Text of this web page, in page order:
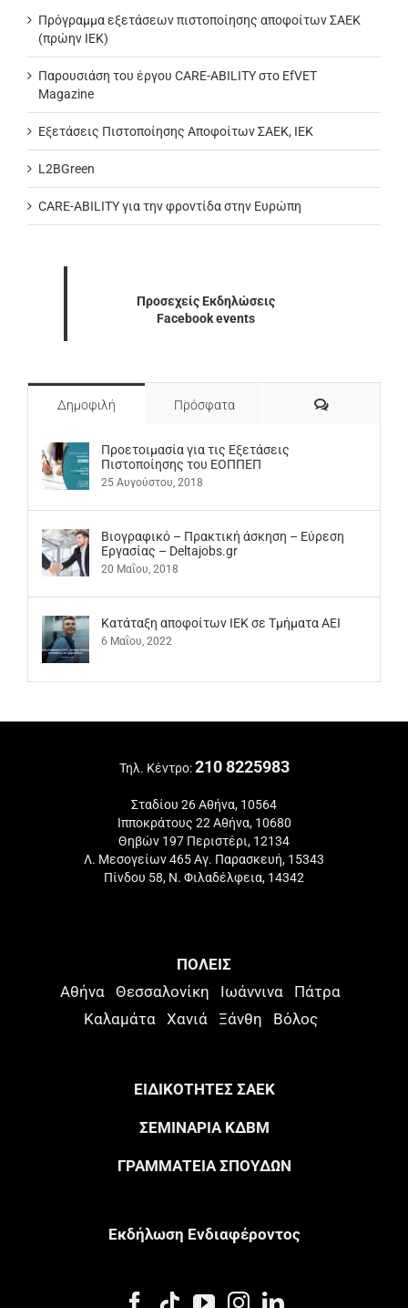
Πρόγραμμα εξετάσεων πιστοποίησης αποφοίτων ΣΑΕΚ
(πρώην ΙΕΚ)
Παρουσιάση του έργου CARE-ABILITY στο EfVET
Magazine
Εξετάσεις Πιστοποίησης Αποφοίτων ΣΑΕΚ, ΙΕΚ
L2BGreen
CARE-ABILITY για την φροντίδα στην Ευρώπη
Προσεχείς Εκδηλώσεις
Facebook events
Δημοφιλή Πρόσφατα Σχόλια
Προετοιμασία για τις Εξετάσεις
Πιστοποίησης του ΕΟΠΠΕΠ
25 Αυγούστου, 2018
Βιογραφικό – Πρακτική άσκηση – Εύρεση
Εργασίας – Deltajobs.gr
20 Μαΐου, 2018
Kατάταξη αποφοίτων ΙΕΚ σε Τμήματα ΑΕΙ
6 Μαΐου, 2022
Τηλ. Κέντρο:210 8225983
Σταδίου 26 Αθήνα, 10564
Ιπποκράτους 22 Αθήνα, 10680
Θηβών 197 Περιστέρι, 12134
Λ. Μεσογείων 465 Αγ. Παρασκευή, 15343
Πίνδου 58, Ν. Φιλαδέλφεια, 14342
ΠΟΛΕΙΣ
Αθήνα Θεσσαλονίκη Ιωάννινα
Πάτρα
Καλαμάτα
Χανιά Ξάνθη Βόλος
ΕΙΔΙΚΟΤΗΤΕΣ ΣΑΕΚ
ΣΕΜΙΝΑΡΙΑ ΚΔΒΜ
ΓΡΑΜΜΑΤΕΙΑ ΣΠΟΥΔΩΝ
Eκδήλωση Eνδιαφέροντος